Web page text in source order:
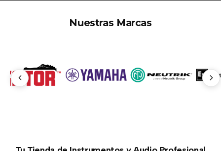
Nuestras Marcas